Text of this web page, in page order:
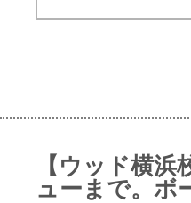
【ウッド横
ューまで。ボ